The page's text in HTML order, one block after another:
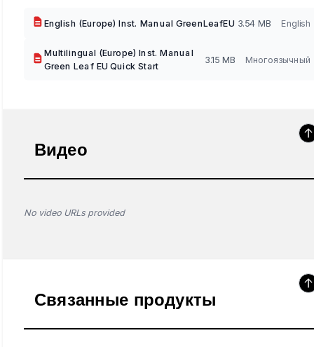
English (Europe) Inst. Manual GreenLeafEU 3.54 MB English
Multilingual (Europe) Inst. Manual
Green Leaf EU Quick Start
3.15 MB Многоязычный
Видео
No video URLs provided
Связанные продукты